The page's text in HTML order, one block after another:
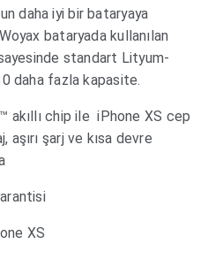
daha iyi bir bataryaya
bataryada kullanılan
standart Lityum-
daha fazla kapasite.
akıllı chip ile iPhone XS cep
şarj ve kısa devre
XS